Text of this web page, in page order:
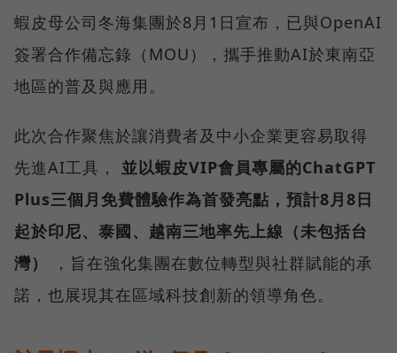
蝦皮母公司冬海集團於8月1日宣布，已與OpenAI
簽署合作備忘錄（MOU），攜手推動AI於東南亞
地區的普及與應用。
此次合作聚焦於讓消費者及中小企業更容易取得
先進AI工具， 並以蝦皮VIP會員專屬的ChatGPT
Plus三個月免費體驗作為首發亮點，預計8月8日
起於印尼、泰國、越南三地率先上線（未包括台
灣）
，旨在強化集團在數位轉型與社群賦能的承
諾，也展現其在區域科技創新的領導角色。